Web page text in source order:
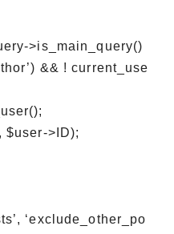
>is_main_query()
&& ! current_use
$user->ID);
‘exclude_other_po